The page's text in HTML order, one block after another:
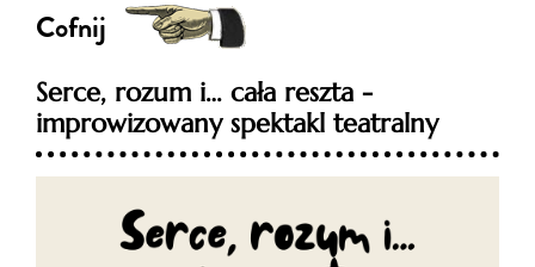
Cofnij
Serce, rozum i… cała reszta -
improwizowany spektakl teatralny